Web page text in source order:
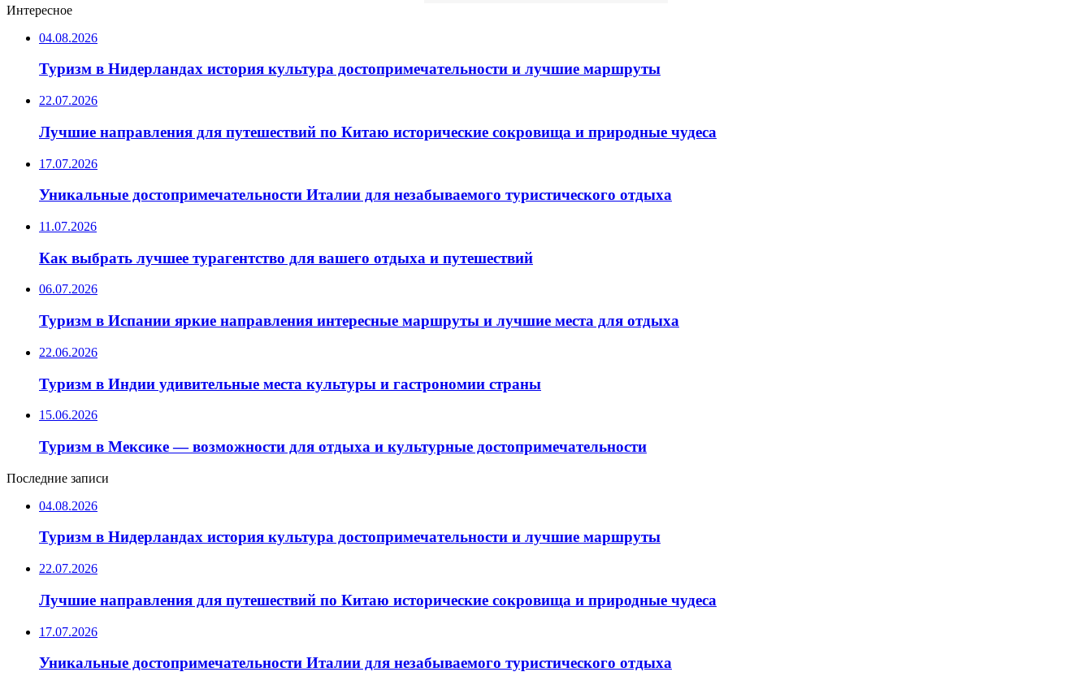
Интересное
04.08.2026
Туризм в Нидерландах история культура достопримечательности и лучшие маршруты
22.07.2026
Лучшие направления для путешествий по Китаю исторические сокровища и природные чудеса
17.07.2026
Уникальные достопримечательности Италии для незабываемого туристического отдыха
11.07.2026
Как выбрать лучшее турагентство для вашего отдыха и путешествий
06.07.2026
Туризм в Испании яркие направления интересные маршруты и лучшие места для отдыха
22.06.2026
Туризм в Индии удивительные места культуры и гастрономии страны
15.06.2026
Туризм в Мексике — возможности для отдыха и культурные достопримечательности
Последние записи
04.08.2026
Туризм в Нидерландах история культура достопримечательности и лучшие маршруты
22.07.2026
Лучшие направления для путешествий по Китаю исторические сокровища и природные чудеса
17.07.2026
Уникальные достопримечательности Италии для незабываемого туристического отдыха